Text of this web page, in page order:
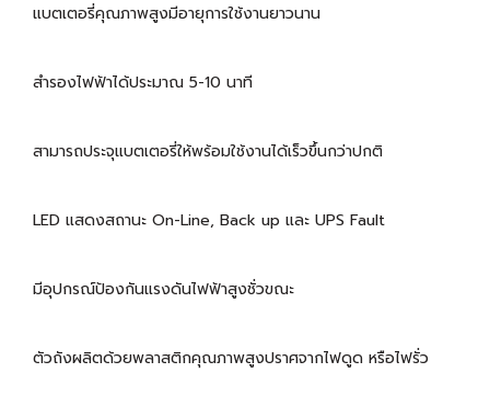
แบตเตอรี่คุณภาพสูงมีอายุการใช้งานยาวนาน
สำรองไฟฟ้าได้ประมาณ 5-10 นาที
สามารถประจุแบตเตอรี่ให้พร้อมใช้งานได้เร็วขึ้นกว่าปกติ
LED แสดงสถานะ On-Line, Back up และ UPS Fault
มีอุปกรณ์ป้องกันแรงดันไฟฟ้าสูงชั่วขณะ
ตัวถังผลิตด้วยพลาสติกคุณภาพสูงปราศจากไฟดูด หรือไฟรั่ว